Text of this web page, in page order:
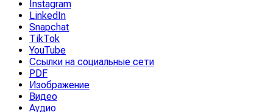
Instagram
LinkedIn
Snapchat
TikTok
YouTube
Ссылки на социальные сети
PDF
Изображение
Видео
Аудио